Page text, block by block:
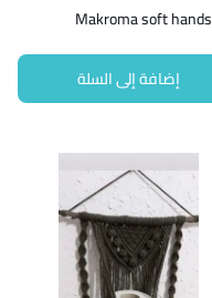
Makroma soft hands
إضافة إلى السلة